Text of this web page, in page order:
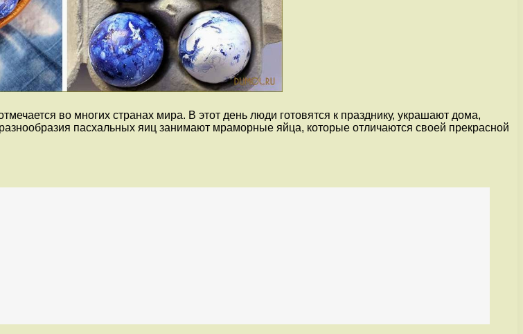
во многих странах мира. В этот день люди готовятся к празднику, украшают дома,
пасхальных яиц занимают мраморные яйца, которые отличаются своей прекрасной